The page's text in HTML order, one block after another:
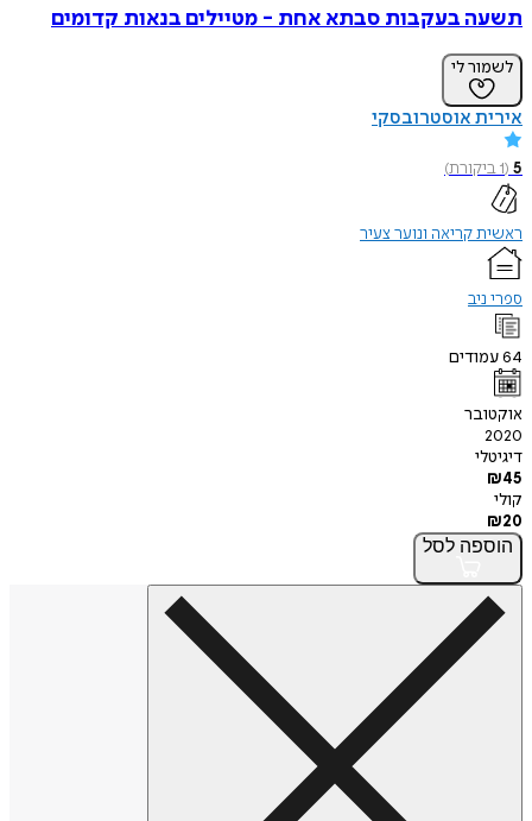
תשעה בעקבות סבתא אחת - מטיילים בנאות קדומים
לשמור לי
אירית אוסטרובסקי
5
(
1ביקורת)
ראשית קריאה ונוער צעיר
ספרי ניב
64עמודים
אוקטובר
2020
דיגיטלי
₪45
קולי
₪20
הוספה לסל